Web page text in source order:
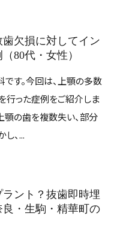
欠損に対してイン
80代・女性）
す。今回は、上顎の多数
行った症例をご紹介しま
顎の歯を複数失い、部分
、...
ント？抜歯即時埋
・生駒・精華町の